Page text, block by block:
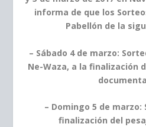
informa de que los
Pabellón de la
– Sábado 4 de marzo:
Ne-Waza, a la finalización
– Domingo 5 de marzo:
finalización del